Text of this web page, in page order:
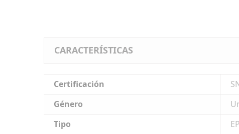
CARACTERÍSTICAS
Certificación
Género
Tipo